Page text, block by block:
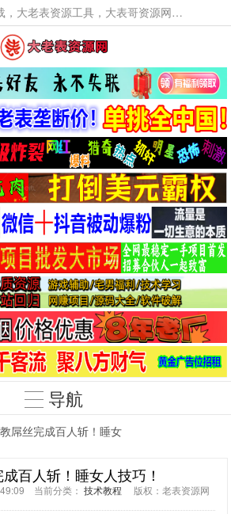
本网站提供资源工具下载，大老表资源工具，大表哥资源网软件工具，大老表资源下载，活动线报福利资源分享,活动线报，大型网游经典游戏，网络热门技术游戏辅助交流与分享。
导航
屌丝完成百人斩！睡女
百人斩！睡女人技巧！
当前分类： 技术教程 版权：老表资源网